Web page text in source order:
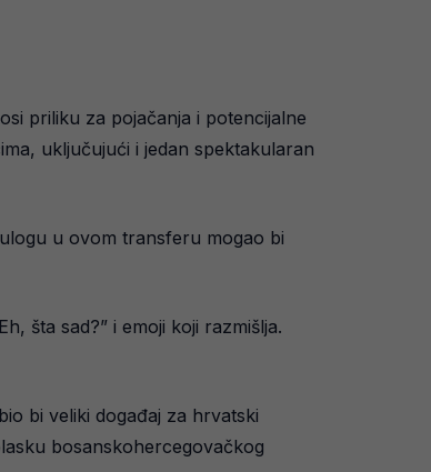
priliku za pojačanja i potencijalne
uključujući i jedan spektakularan
u ovom transferu mogao bi
šta sad?” i emoji koji razmišlja.
bi veliki događaj za hrvatski
bosanskohercegovačkog